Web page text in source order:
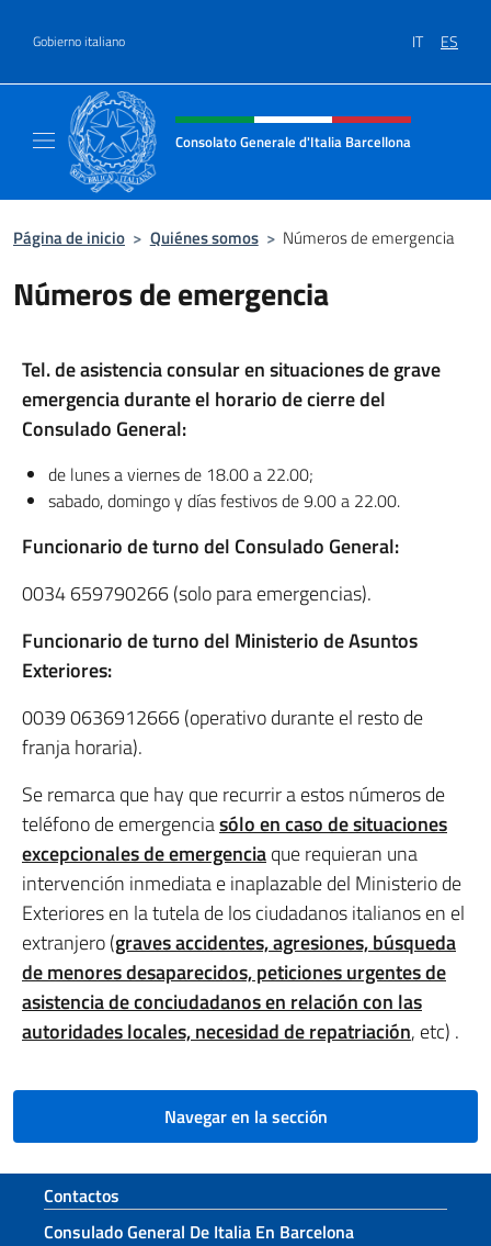
Gobierno italiano IT ES
Encabezado del sitio web,
Consolato Generale d'Italia Barcellona
Página de inicio > Quiénes somos > Números de emergencia
Números de emergencia
Tel. de asistencia consular en situaciones de grave
emergencia durante el horario de cierre del
Consulado General:
de lunes a viernes de 18.00 a 22.00;
sabado, domingo y días festivos de 9.00 a 22.00.
Funcionario de turno del Consulado General:
0034 659790266 (solo para emergencias).
Funcionario de turno del Ministerio de Asuntos
Exteriores:
0039 0636912666 (operativo durante el resto de
franja horaria).
Se remarca que hay que recurrir a estos números de
teléfono de emergenciasólo en caso de situaciones
excepcionales de emergenciaque requieran una
intervención inmediata e inaplazable del Ministerio de
Exteriores en la tutela de los ciudadanos italianos en el
extranjero (graves accidentes, agresiones, búsqueda
de menores desaparecidos, peticiones urgentes de
asistencia de conciudadanos en relación con las
autoridades locales, necesidad de repatriación, etc) .
Navegar en la sección
Sezione footer
Contactos
Consulado General De Italia En Barcelona